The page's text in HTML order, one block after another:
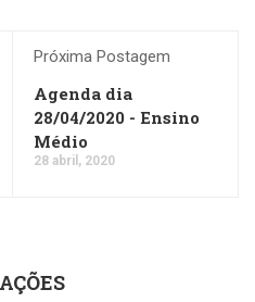
Próxima Postagem
Agenda dia
28/04/2020 - Ensino
Médio
28 abril, 2020